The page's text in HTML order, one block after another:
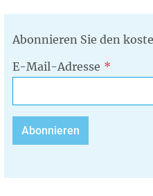
Abonnieren Sie den
E-Mail-Adresse